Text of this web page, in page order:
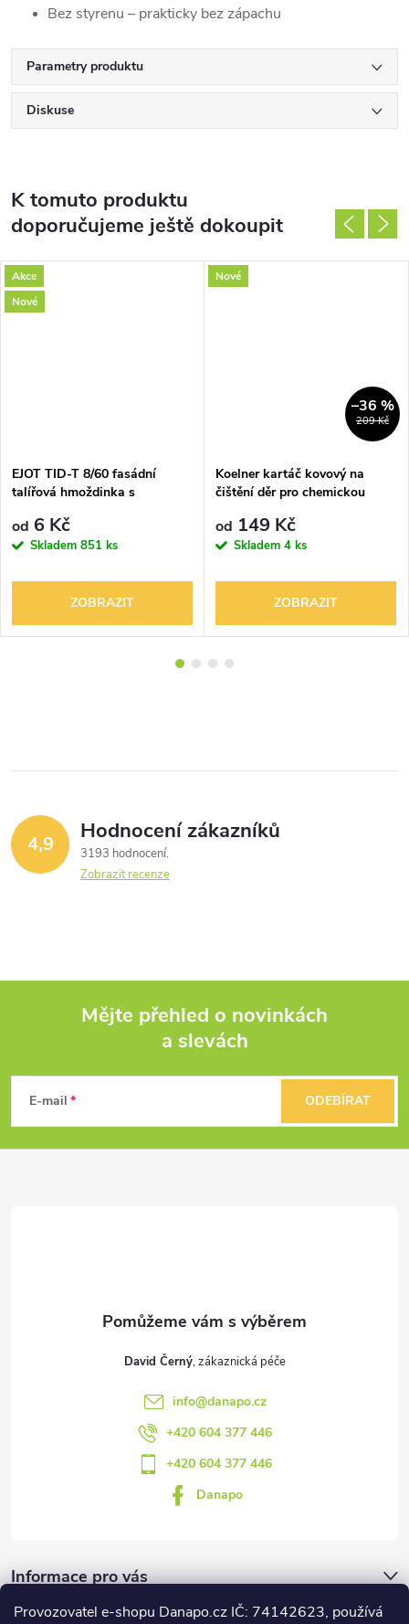
Provozovatel e-shopu Danapo.cz IČ: 74142623, používá
Bez styrenu – prakticky bez zápachu
Parametry produktu
Diskuse
K tomuto produktu
doporučujeme ještě dokoupit
Akce
Nové
EJOT TID-T 8/60 fasádní
talířová hmoždinka s
od 6 Kč
Skladem 851 ks
ZOBRAZIT
Nové
209 Kč
–36 %
Koelner kartáč kovový na
čištění děr pro chemickou
od 149 Kč
Skladem 4 ks
ZOBRAZIT
4,9 Hodnocení zákazníků
3193 hodnocení
Zobrazit recenze
p
Mějte přehled o novinkách
a slevách
E-mail ODEBÍRAT
David Černý
info@danapo.cz
+420 604 377 446
+420 604 377 446
Danapo
Informace pro vás